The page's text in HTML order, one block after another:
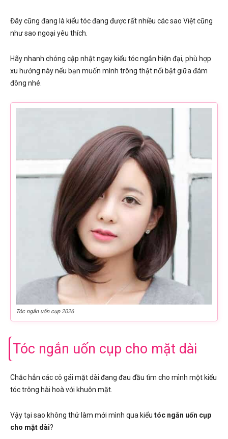
Đây cũng đang là kiểu tóc đang được rất nhiều các sao Việt cũng
như sao ngoại yêu thích.
Hãy nhanh chóng cập nhật ngay kiểu tóc ngắn hiện đại, phù hợp
xu hướng này nếu bạn muốn mình trông thật nổi bật giữa đám
đông nhé.
Tóc ngắn uốn cụp 2026
Tóc ngắn uốn cụp cho mặt dài
Chắc hẳn các cô gái mặt dài đang đau đầu tìm cho mình một kiểu
tóc trông hài hoà với khuôn mặt.
Vậy tại sao không thử làm mới mình qua kiểu tóc ngắn uốn cụp
cho mặt dài?